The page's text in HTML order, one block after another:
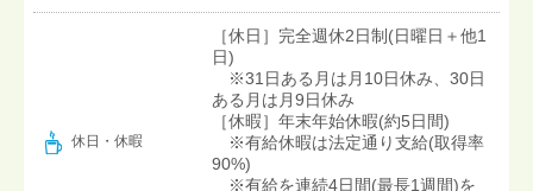
休日・休暇
［休日］完全週休2日制(日曜日＋他1
日)
※31日ある月は月10日休み、30日
ある月は月9日休み
［休暇］年末年始休暇(約5日間)
※有給休暇は法定通り支給(取得率
90%)
※有給を連続4日間(最長1週間)を